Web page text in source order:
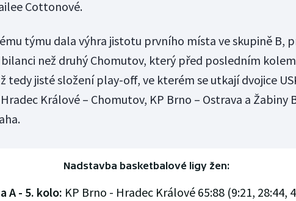
Cottonové.
týmu dala výhra jistotu prvního místa ve skupině B,
než druhý Chomutov, který před posledním
tedy jisté složení play-off, ve kterém se utkají dvojice
Králové – Chomutov, KP Brno – Ostrava a Žabiny
Nadstavba basketbalové ligy žen:
A - 5. kolo: KP Brno - Hradec Králové 65:88 (9:21, 28:44,